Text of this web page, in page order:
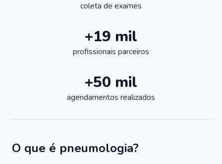
coleta de exames
+19 mil
profissionais parceiros
+50 mil
agendamentos realizados
O que é pneumologia?